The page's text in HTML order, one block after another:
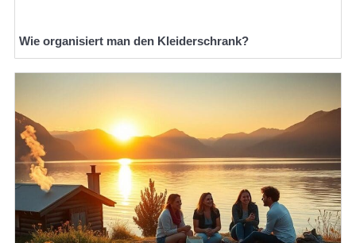
Wie organisiert man den Kleiderschrank?